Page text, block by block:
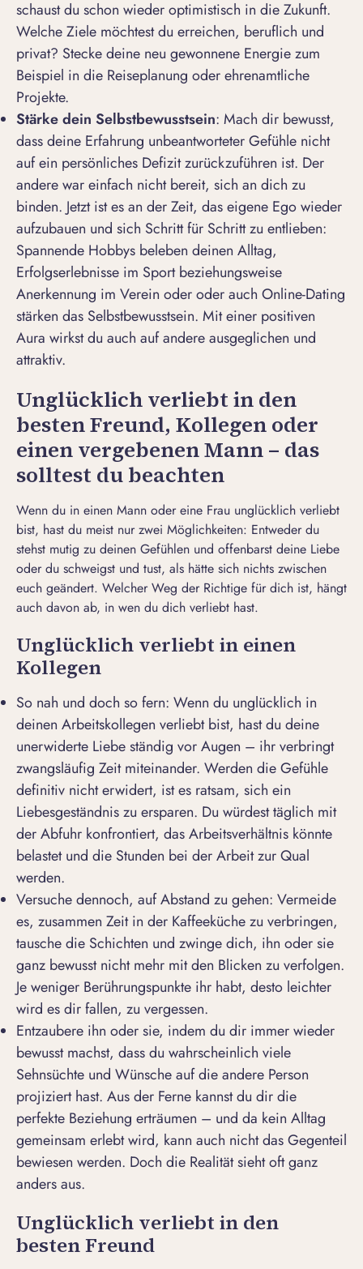
schaust du schon wieder optimistisch in die Zukunft.
Welche Ziele möchtest du erreichen, beruflich und
privat? Stecke deine neu gewonnene Energie zum
Beispiel in die Reiseplanung oder ehrenamtliche
Projekte.
Stärke dein Selbstbewusstsein: Mach dir bewusst,
dass deine Erfahrung unbeantworteter Gefühle nicht
auf ein persönliches Defizit zurückzuführen ist. Der
andere war einfach nicht bereit, sich an dich zu
binden. Jetzt ist es an der Zeit, das eigene Ego wieder
aufzubauen und sich Schritt für Schritt zu entlieben:
Spannende Hobbys beleben deinen Alltag,
Erfolgserlebnisse im Sport beziehungsweise
Anerkennung im Verein oder oder auch Online-Dating
stärken das Selbstbewusstsein. Mit einer positiven
Aura wirkst du auch auf andere ausgeglichen und
attraktiv.
Unglücklich verliebt in den
besten Freund, Kollegen oder
einen vergebenen Mann – das
solltest du beachten
Wenn du in einen Mann oder eine Frau unglücklich verliebt
bist, hast du meist nur zwei Möglichkeiten: Entweder du
stehst mutig zu deinen Gefühlen und offenbarst deine Liebe
oder du schweigst und tust, als hätte sich nichts zwischen
euch geändert. Welcher Weg der Richtige für dich ist, hängt
auch davon ab, in wen du dich verliebt hast.
Unglücklich verliebt in einen
Kollegen
So nah und doch so fern: Wenn du unglücklich in
deinen Arbeitskollegen verliebt bist, hast du deine
unerwiderte Liebe ständig vor Augen – ihr verbringt
zwangsläufig Zeit miteinander. Werden die Gefühle
definitiv nicht erwidert, ist es ratsam, sich ein
Liebesgeständnis zu ersparen. Du würdest täglich mit
der Abfuhr konfrontiert, das Arbeitsverhältnis könnte
belastet und die Stunden bei der Arbeit zur Qual
werden.
Versuche dennoch, auf Abstand zu gehen: Vermeide
es, zusammen Zeit in der Kaffeeküche zu verbringen,
tausche die Schichten und zwinge dich, ihn oder sie
ganz bewusst nicht mehr mit den Blicken zu verfolgen.
Je weniger Berührungspunkte ihr habt, desto leichter
wird es dir fallen, zu vergessen.
Entzaubere ihn oder sie, indem du dir immer wieder
bewusst machst, dass du wahrscheinlich viele
Sehnsüchte und Wünsche auf die andere Person
projiziert hast. Aus der Ferne kannst du dir die
perfekte Beziehung erträumen – und da kein Alltag
gemeinsam erlebt wird, kann auch nicht das Gegenteil
bewiesen werden. Doch die Realität sieht oft ganz
anders aus.
Unglücklich verliebt in den
besten Freund